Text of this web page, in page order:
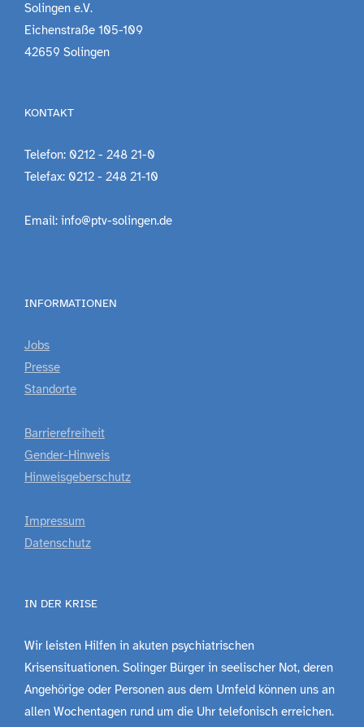
Solingen e.V.
Eichenstraße 105-109
42659 Solingen
KONTAKT
Telefon: 0212 - 248 21-0
Telefax: 0212 - 248 21-10
Email: info@ptv-solingen.de
INFORMATIONEN
Jobs
Presse
Standorte
Barrierefreiheit
Gender-Hinweis
Hinweisgeberschutz
Impressum
Datenschutz
IN DER KRISE
Wir leisten Hilfen in akuten psychiatrischen
Krisensituationen. Solinger Bürger in seelischer Not, deren
Angehörige oder Personen aus dem Umfeld können uns an
allen Wochentagen rund um die Uhr telefonisch erreichen.